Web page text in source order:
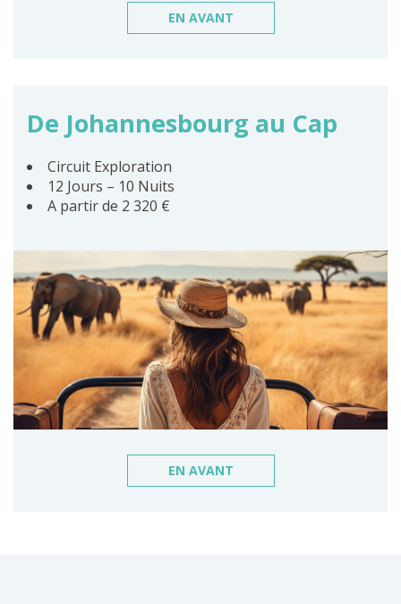
EN AVANT
De Johannesbourg au Cap
Circuit Exploration
12 Jours – 10 Nuits
A partir de 2 320 €
EN AVANT